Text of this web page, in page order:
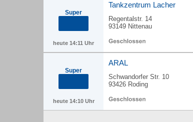
Super
heute 14:11 Uhr
Tankzentrum Lacher
Regentalstr. 14
93149 Nittenau
Super
heute 14:10 Uhr
ARAL
Schwandorfer Str. 10
93426 Roding